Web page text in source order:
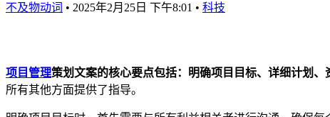
不及物动词 • 2025年2月25日 下午8:01 • 科技
项目管理策划文案的核心要点包括：明确项目目标、详细计划、
所有其他方面提供了指导。